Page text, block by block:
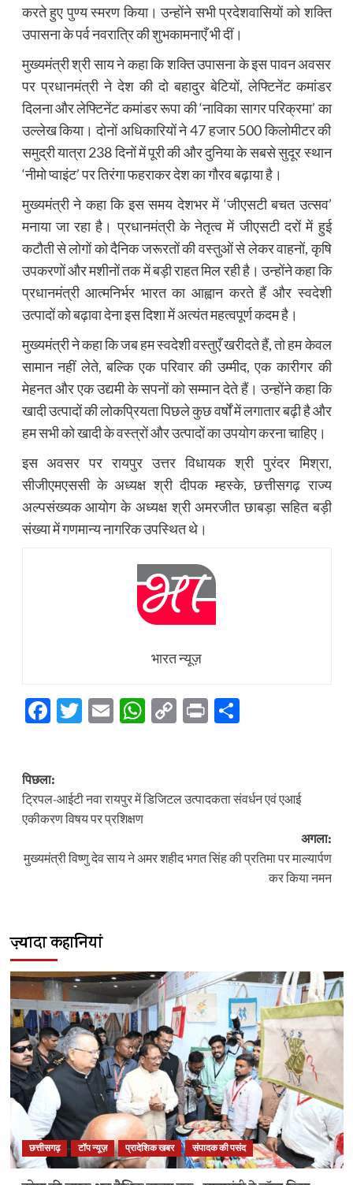
करते हुए पुण्य स्मरण किया। उन्होंने सभी प्रदेशवासियों को शक्ति
उपासना के पर्व नवरात्रि की शुभकामनाएँ भी दीं।
मुख्यमंत्री श्री साय ने कहा कि शक्ति उपासना के इस पावन अवसर
पर प्रधानमंत्री ने देश की दो बहादुर बेटियों, लेफ्टिनेंट कमांडर
दिलना और लेफ्टिनेंट कमांडर रूपा की ‘नाविका सागर परिक्रमा’ का
उल्लेख किया। दोनों अधिकारियों ने 47 हजार 500 किलोमीटर की
समुद्री यात्रा 238 दिनों में पूरी की और दुनिया के सबसे सुदूर स्थान
‘नीमो प्वाइंट’ पर तिरंगा फहराकर देश का गौरव बढ़ाया है।
मुख्यमंत्री ने कहा कि इस समय देशभर में ‘जीएसटी बचत उत्सव’
मनाया जा रहा है। प्रधानमंत्री के नेतृत्व में जीएसटी दरों में हुई
कटौती से लोगों को दैनिक जरूरतों की वस्तुओं से लेकर वाहनों, कृषि
उपकरणों और मशीनों तक में बड़ी राहत मिल रही है। उन्होंने कहा कि
प्रधानमंत्री आत्मनिर्भर भारत का आह्वान करते हैं और स्वदेशी
उत्पादों को बढ़ावा देना इस दिशा में अत्यंत महत्वपूर्ण कदम है।
मुख्यमंत्री ने कहा कि जब हम स्वदेशी वस्तुएँ खरीदते हैं, तो हम केवल
सामान नहीं लेते, बल्कि एक परिवार की उम्मीद, एक कारीगर की
मेहनत और एक उद्यमी के सपनों को सम्मान देते हैं। उन्होंने कहा कि
खादी उत्पादों की लोकप्रियता पिछले कुछ वर्षों में लगातार बढ़ी है और
हम सभी को खादी के वस्त्रों और उत्पादों का उपयोग करना चाहिए।
इस अवसर पर रायपुर उत्तर विधायक श्री पुरंदर मिश्रा,
सीजीएमएससी के अध्यक्ष श्री दीपक म्हस्के, छत्तीसगढ़ राज्य
अल्पसंख्यक आयोग के अध्यक्ष श्री अमरजीत छाबड़ा सहित बड़ी
संख्या में गणमान्य नागरिक उपस्थित थे।
भारत न्यूज़
Facebook
Twitter
EmailWhatsApp
Copy
PrintShare
पोस्ट
नेविगेशन
पिछला:
ट्रिपल-आईटी नवा रायपुर में डिजिटल उत्पादकता संवर्धन एवं एआई
एकीकरण विषय पर प्रशिक्षण
अगला:
मुख्यमंत्री विष्णु देव साय ने अमर शहीद भगत सिंह की प्रतिमा पर माल्यार्पण
कर किया नमन
ज़्यादा कहानियां
छत्तीसगढ़ टॉप न्यूज़ प्रादेशिक खबर संपादक की पसंद